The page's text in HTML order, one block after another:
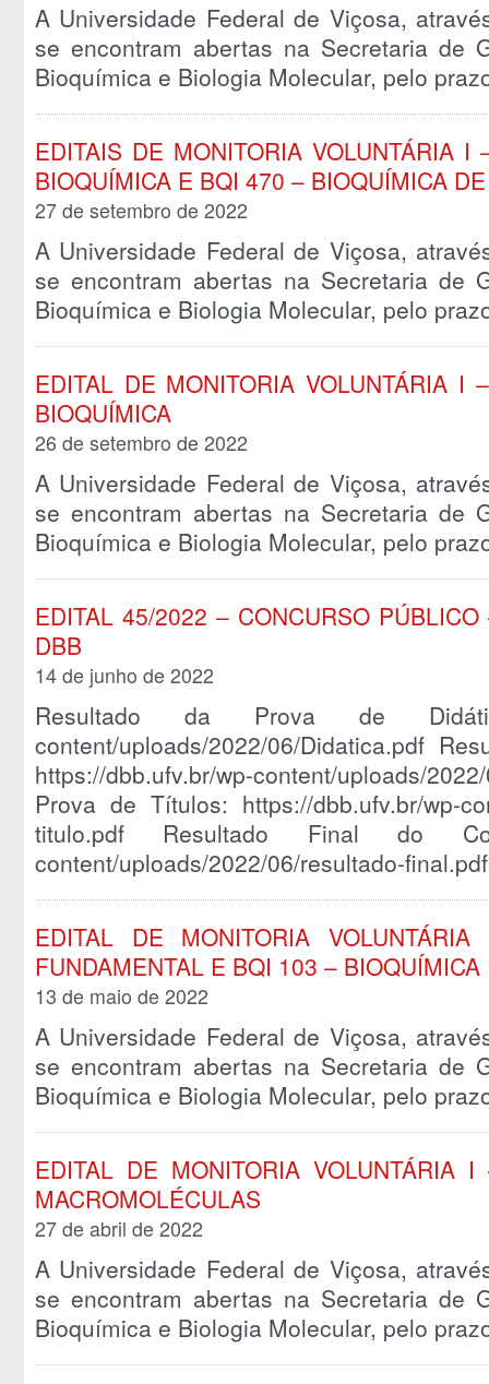
A Universidade Federal de Viçosa,
se encontram abertas na Secretaria de
Bioquímica e Biologia Molecular, pelo
EDITAIS DE MONITORIA VOLUNTÁRIA
BIOQUÍMICA E BQI 470 – BIOQUÍMICA
27 de setembro de 2022
A Universidade Federal de Viçosa,
se encontram abertas na Secretaria de
Bioquímica e Biologia Molecular, pelo
EDITAL DE MONITORIA VOLUNTÁRIA I
BIOQUÍMICA
26 de setembro de 2022
A Universidade Federal de Viçosa,
se encontram abertas na Secretaria de
Bioquímica e Biologia Molecular, pelo
EDITAL 45/2022 – CONCURSO
DBB
14 de junho de 2022
Resultado da Prova de
content/uploads/2022/06/Didatica.pdf
https://dbb.ufv.br/wp-content/uploads/
Prova de Títulos: https://dbb.ufv.br/wp-
titulo.pdf Resultado Final do
content/uploads/2022/06/resultado-final.pdf
EDITAL DE MONITORIA
FUNDAMENTAL E BQI 103 – BIOQUÍMICA
13 de maio de 2022
A Universidade Federal de Viçosa,
se encontram abertas na Secretaria de
Bioquímica e Biologia Molecular, pelo
EDITAL DE MONITORIA
MACROMOLÉCULAS
27 de abril de 2022
A Universidade Federal de Viçosa,
se encontram abertas na Secretaria de
Bioquímica e Biologia Molecular, pelo